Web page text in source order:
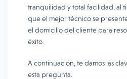
tranquilidad y total facilidad, al
que el mejor técnico se
el domicilio del cliente para
éxito.
A continuación, te damos las
esta pregunta.